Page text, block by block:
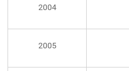
2004
2005